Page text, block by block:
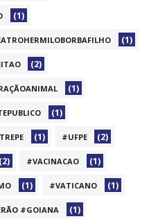
(1)
(1)
(2)
(1)
(1)
(1) #UFPE (2)
(2) #VACINACAO (1)
(1) #VATICANO (1)
#GOIANA (1)